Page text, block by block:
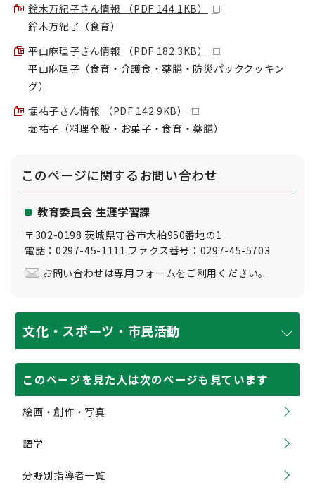
鈴木万紀子さん情報 （PDF 144.1KB）
鈴木万紀子（食育）
平山麻理子さん情報 （PDF 182.3KB）
平山麻理子（食育・介護食・薬膳・防災パッククッキン
グ）
堀祐子さん情報 （PDF 142.9KB）
堀祐子（料理全般・お菓子・食育・薬膳）
このページに関するお問い合わせ
教育委員会 生涯学習課
〒302-0198 茨城県守谷市大柏950番地の1
電話：0297-45-1111 ファクス番号：0297-45-5703
お問い合わせは専用フォームをご利用ください。
文化・スポーツ・市民活動
このページを見た人は次のページも見ています
絵画・創作・写真
語学
分野別指導者一覧